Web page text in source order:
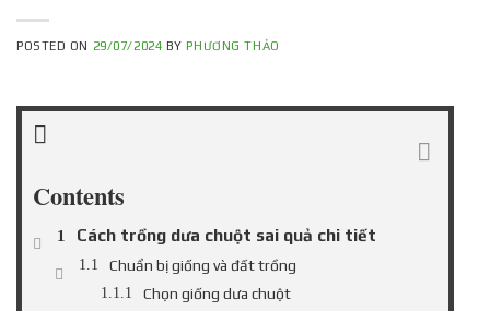
POSTED ON 29/07/2024 BYPHƯƠNG THẢO
Contents
Cách trồng dưa chuột sai quả chi tiết
Chuẩn bị giống và đất trồng
Chọn giống dưa chuột